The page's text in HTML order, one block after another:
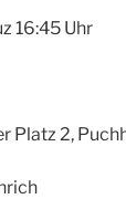
16:45 Uhr
Platz 2,